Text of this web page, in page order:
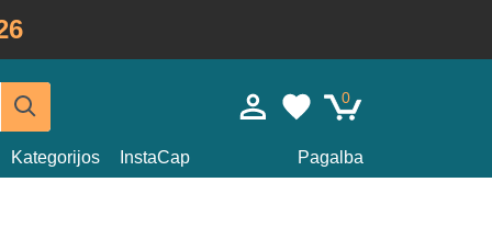
0
Kategorijos InstaCap Pagalba